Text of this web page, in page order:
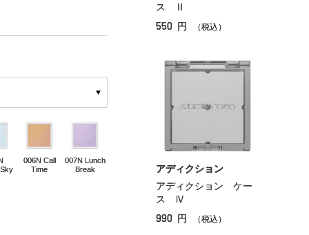
006N Call
Time
007N Lunch
Break
ス Ⅱ
550 円 （税込）
アディクション
アディクション ケー
ス Ⅳ
990 円 （税込）